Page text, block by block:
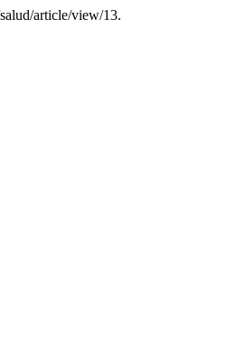
article/view/13.